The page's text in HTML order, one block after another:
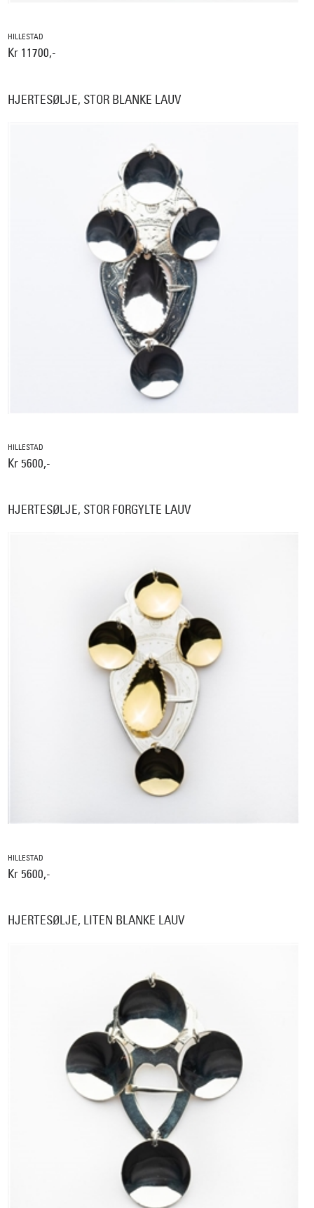
HILLESTAD
Kr 11700,-
HJERTESØLJE, STOR BLANKE LAUV
HILLESTAD
Kr 5600,-
HJERTESØLJE, STOR FORGYLTE LAUV
HILLESTAD
Kr 5600,-
HJERTESØLJE, LITEN BLANKE LAUV